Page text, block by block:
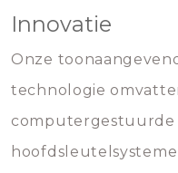
Innovatie
Onze
technologie
computergestuurde